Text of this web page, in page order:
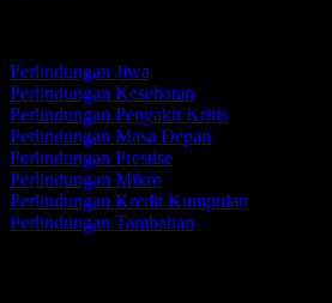
Perlindungan Jiwa
Perlindungan Kesehatan
Perlindungan Penyakit Kritis
Perlindungan Masa Depan
Perlindungan Prestise
Perlindungan Mikro
Perlindungan Kredit Kumpulan
Perlindungan Tambahan